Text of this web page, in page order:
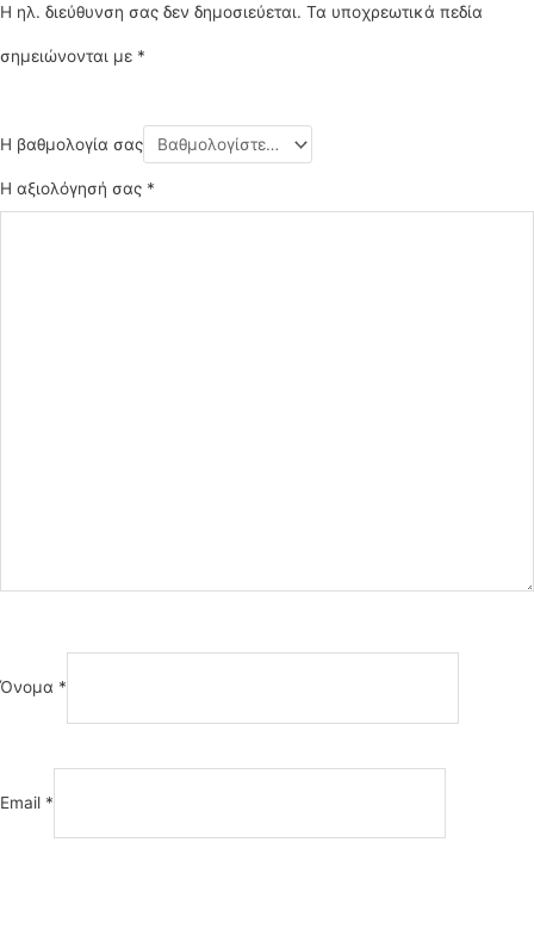
Η ηλ. διεύθυνση σας δεν δημοσιεύεται. Τα υποχρεωτικά πεδία
σημειώνονται με *
Η βαθμολογία σας
Η αξιολόγησή σας *
Όνομα *
Email *